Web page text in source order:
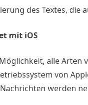
des Textes, die
mit iOS
alle
von
werden